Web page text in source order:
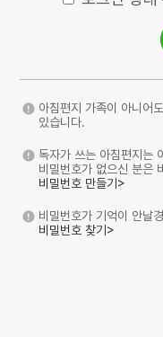
아침편지 가족이 아니어
있습니다.
독자가 쓰는 아침편지는
비밀번호가 없으신 분은
비밀번호 만들기>
비밀번호가 기억이 안날
비밀번호 찾기>